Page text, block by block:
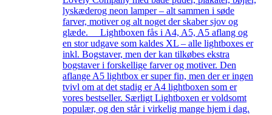
lyskæderog neon lamper – alt sammen i søde
farver, motiver og alt noget der skaber sjov og
glæde. Lightboxen fås i A4, A5, A5 aflang og
en stor udgave som kaldes XL – alle lightboxes er
inkl. Bogstaver, men der kan tilkøbes ekstra
bogstaver i forskellige farver og motiver. Den
aflange A5 lightbox er super fin, men der er ingen
tvivl om at det stadig er A4 lightboxen som er
vores bestseller. Særligt Lightboxen er voldsomt
populær, og den står i virkelig mange hjem i dag.